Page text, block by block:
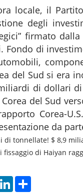
locale, il
degli
firmato
Fondo di
del Sud si era
di dollari
del Sud
Corea-
da
di tonnellate! $ 8,9
fissaggio di Haiyan
LinkedIn